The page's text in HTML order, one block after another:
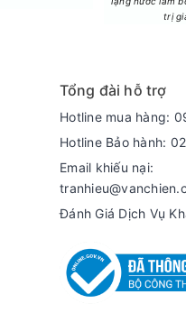
cũng sẽ mát hơn và tươitrị
Tổng đài hỗ trợ
Hotline mua hàng:
Hotline Bảo hành:
Email khiếu nại:
Đánh Giá Dịch Vụ